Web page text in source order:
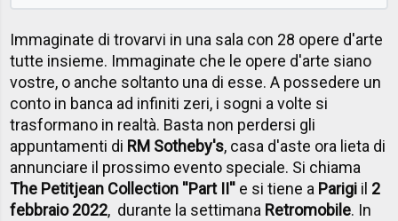
Immaginate di trovarvi in una sala con 28 opere d'arte
tutte insieme. Immaginate che le opere d'arte siano
vostre, o anche soltanto una di esse. A possedere un
conto in banca ad infiniti zeri, i sogni a volte si
trasformano in realtà. Basta non perdersi gli
appuntamenti di RM Sotheby's, casa d'aste ora lieta di
annunciare il prossimo evento speciale. Si chiama
The Petitjean Collection ''Part II'' e si tiene a Parigi il 2
febbraio 2022, durante la settimana Retromobile. In